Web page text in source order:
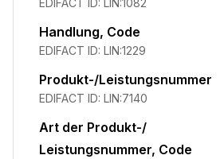
EDIFACT ID: LIN:1082
Handlung, Code
EDIFACT ID: LIN:1229
Produkt-/Leistungsnummer
EDIFACT ID: LIN:7140
Art der Produkt-/
Leistungsnummer, Code